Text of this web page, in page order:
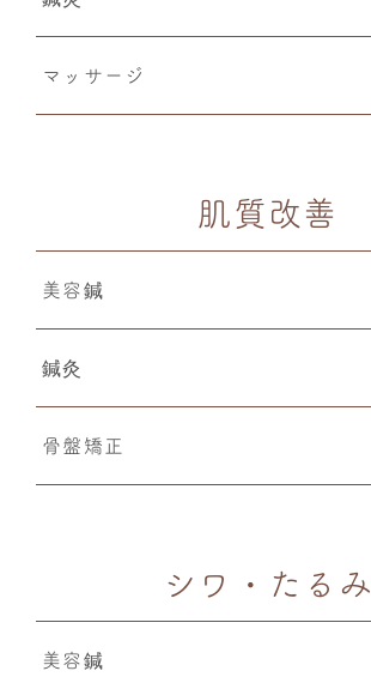
マッサージ
肌質改善
美容鍼
鍼灸
骨盤矯正
シワ・たるみ
美容鍼